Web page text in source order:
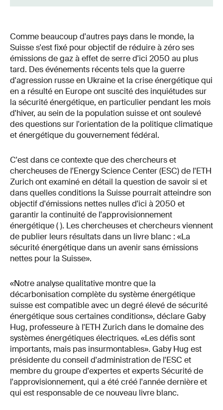
Comme beaucoup d'autres pays dans le monde, la
Suisse s'est fixé pour objectif de réduire à zéro ses
émissions de gaz à effet de serre d'ici 2050 au plus
tard. Des événements récents tels que la guerre
d'agression russe en Ukraine et la crise énergétique qui
en a résulté en Europe ont suscité des inquiétudes sur
la sécurité énergétique, en particulier pendant les mois
d'hiver, au sein de la population suisse et ont soulevé
des questions sur l'orientation de la politique climatique
et énergétique du gouvernement fédéral.
C'est dans ce contexte que des chercheurs et
chercheuses de l'Energy Science Center (ESC) de l'ETH
Zurich ont examiné en détail la question de savoir si et
dans quelles conditions la Suisse pourrait atteindre son
objectif d'émissions nettes nulles d'ici à 2050 et
garantir la continuité de l'approvisionnement
énergétique ( ). Les chercheuses et chercheurs viennent
de publier leurs résultats dans un livre blanc : «La
sécurité énergétique dans un avenir sans émissions
nettes pour la Suisse».
«Notre analyse qualitative montre que la
décarbonisation complète du système énergétique
suisse est compatible avec un degré élevé de sécurité
énergétique sous certaines conditions», déclare Gaby
Hug, professeure à l'ETH Zurich dans le domaine des
systèmes énergétiques électriques. «Les défis sont
importants, mais pas insurmontables». Gaby Hug est
présidente du conseil d'administration de l'ESC et
membre du groupe d'expertes et experts Sécurité de
l'approvisionnement, qui a été créé l'année dernière et
qui est responsable de ce nouveau livre blanc.